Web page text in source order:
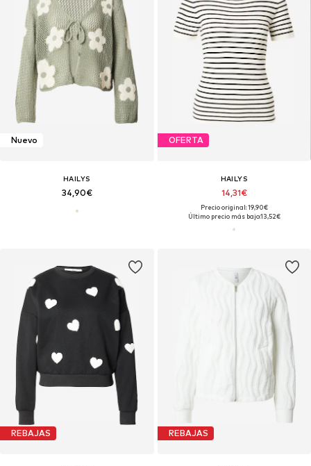
Nuevo
HAILYS
34,90€
OFERTA
HAILYS
14,31€
Precio original: 19,90€
Último precio más bajo:13,52€
REBAJAS REBAJAS